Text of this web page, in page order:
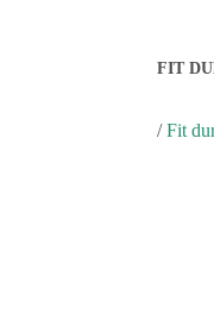
FIT
/Fit